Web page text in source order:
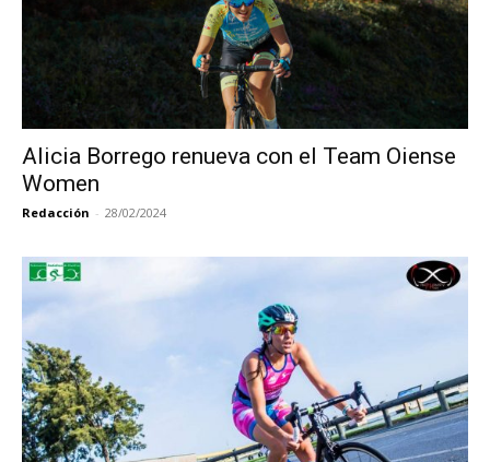
Alicia Borrego renueva con el Team Oiense
Women
Redacción - 28/02/2024